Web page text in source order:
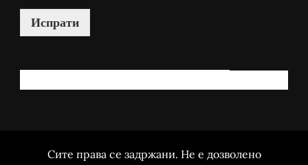
Испрати
Сите права се задржани. Не е дозволено